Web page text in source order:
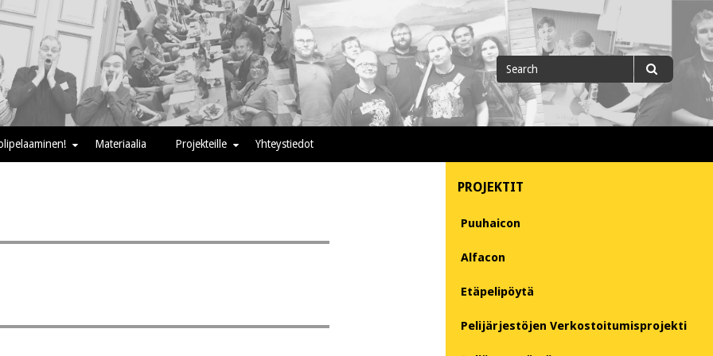
Search
for
Materiaalia Projekteille Yhteystiedot
PROJEKTIT
Puuhaicon
Alfacon
Etäpelipöytä
Pelijärjestöjen Verkostoitumisprojekti